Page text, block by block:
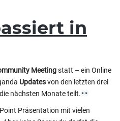
in
Meetingstatt – ein Online
Updatesvon den letzten drei
nächsten Monate teilt.
Präsentation mit vielen